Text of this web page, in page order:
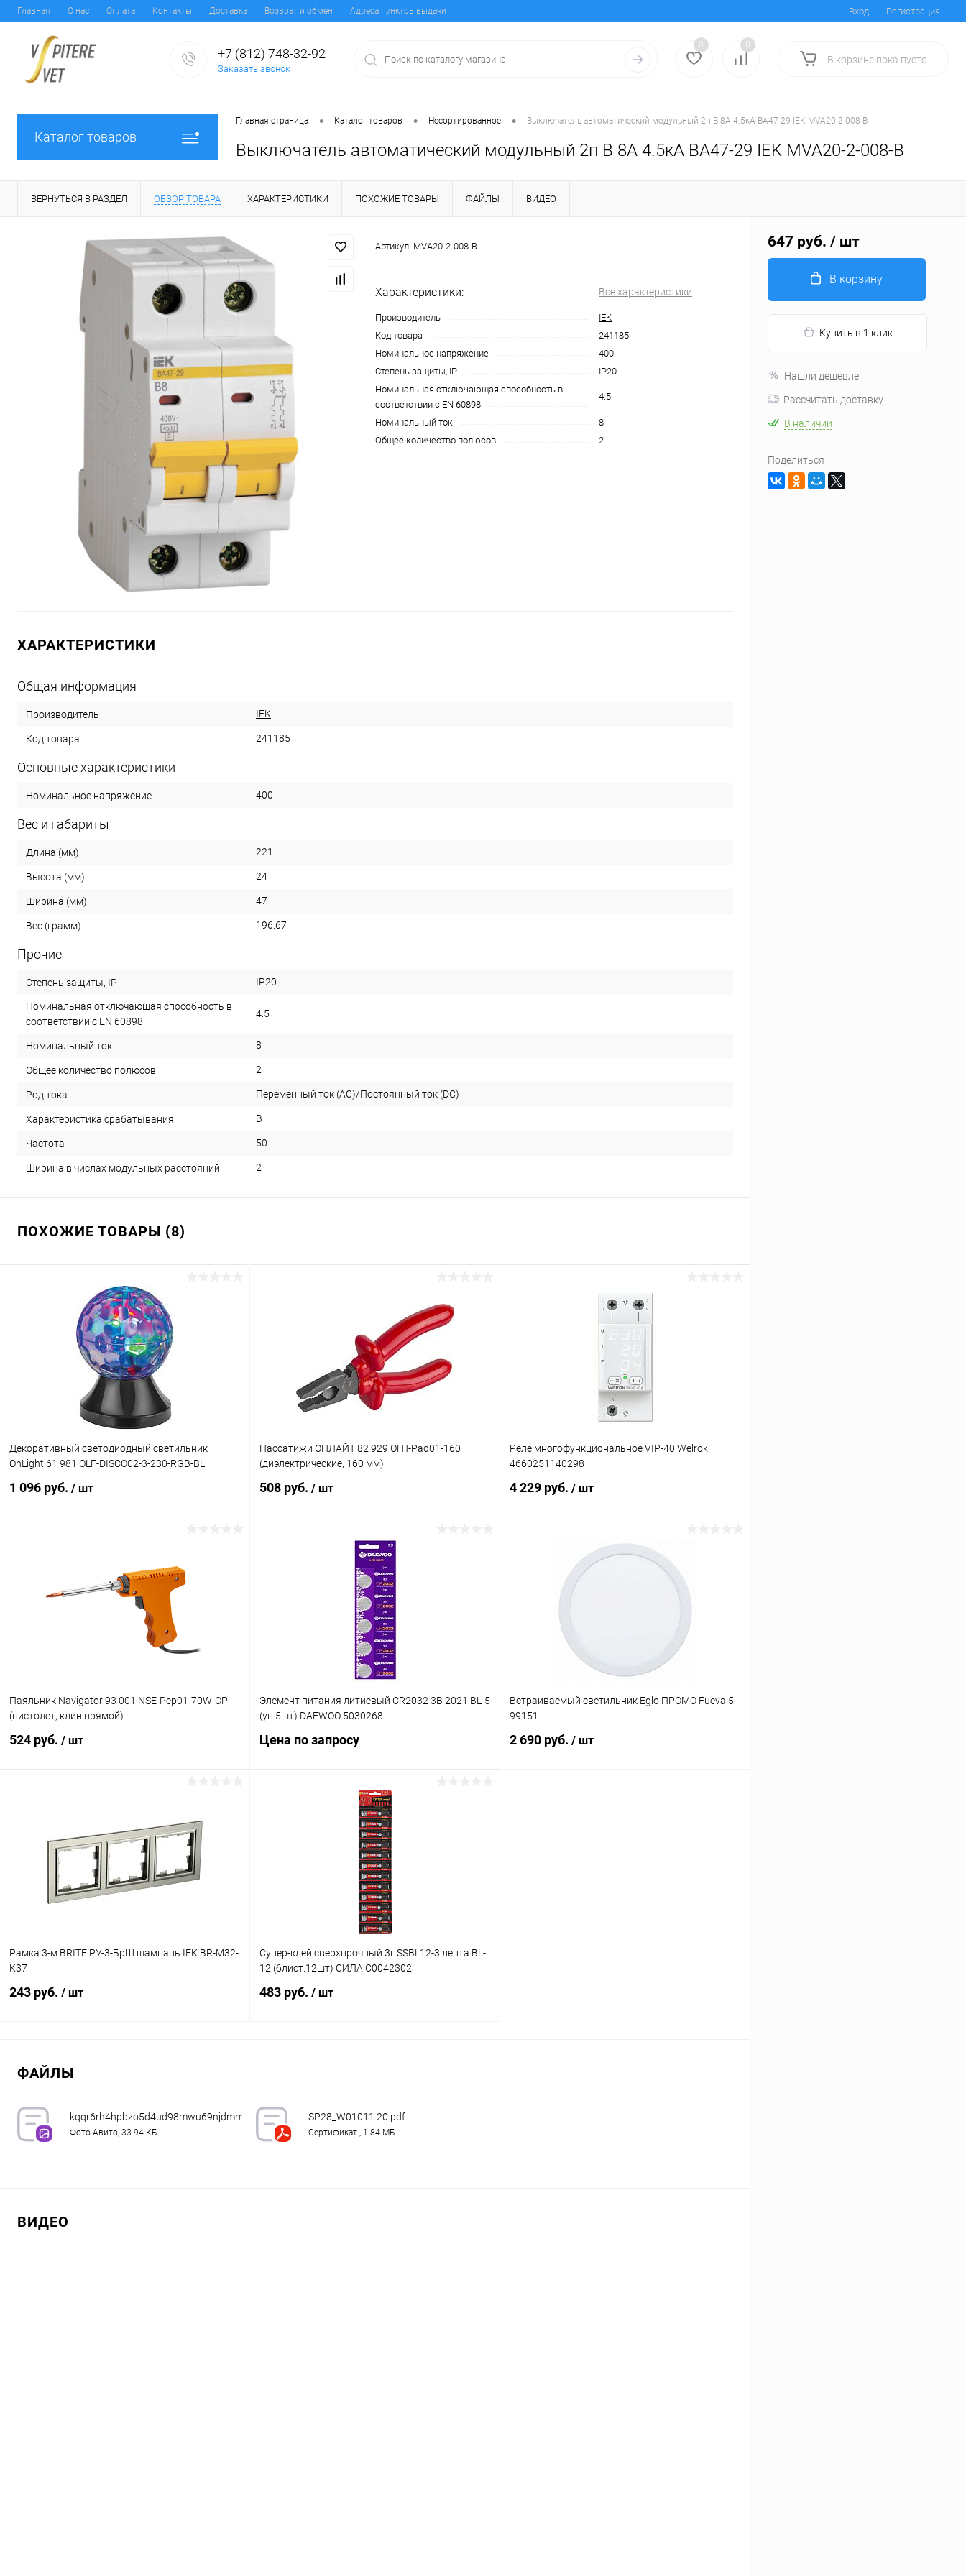
Главная О нас Оплата Контакты Доставка Возврат и обмен Адреса пунктов выдачи Вход Регистрация
+7 (812) 748-32-92
Заказать звонок
0 0
В корзине пока пусто
Каталог товаров
Главная страница • Каталог товаров • Несортированное • Выключатель автоматический модульный 2п B 8А 4.5кА ВА47-29 IEK MVA20-2-008-B
Выключатель автоматический модульный 2п B 8А 4.5кА ВА47-29 IEK MVA20-2-008-B
ВЕРНУТЬСЯ В РАЗДЕЛ ОБЗОР ТОВАРА ХАРАКТЕРИСТИКИ ПОХОЖИЕ ТОВАРЫ ФАЙЛЫ ВИДЕО
Артикул: MVA20-2-008-B
Характеристики: Все характеристики
Производитель
IEK
Код товара
241185
Номинальное напряжение
400
Степень защиты, IP
IP20
Номинальная отключающая способность в
соответствии с EN 60898
4.5
Номинальный ток
8
Общее количество полюсов
2
ХАРАКТЕРИСТИКИ
Общая информация
Производитель IEK
Код товара 241185
Основные характеристики
Номинальное напряжение 400
Вес и габариты
Длина (мм) 221
Высота (мм) 24
Ширина (мм) 47
Вес (грамм) 196.67
Прочие
Степень защиты, IP IP20
Номинальная отключающая способность в
соответствии с EN 60898
4.5
Номинальный ток 8
Общее количество полюсов 2
Род тока Переменный ток (AC)/Постоянный ток (DC)
Характеристика срабатывания B
Частота 50
Ширина в числах модульных расстояний 2
ПОХОЖИЕ ТОВАРЫ (8)
Декоративный светодиодный светильник
OnLight 61 981 OLF-DISCO02-3-230-RGB-BL
1 096 руб. / шт
Купить в 1 клик Сравнение
В наличии
Пассатижи ОНЛАЙТ 82 929 OHT-Pad01-160
(диэлектрические, 160 мм)
508 руб. / шт
В корзину
Реле многофункциональное VIP-40 Welrok
4660251140298
4 229 руб. / шт
В корзину
Купить в 1 клик Сравнение
Паяльник Navigator 93 001 NSE-Pep01-70W-CP
(пистолет, клин прямой)
524 руб. / шт
Купить в 1 клик Сравнение
В избранное В наличии
Элемент питания литиевый CR2032 3В 2021 BL-5
(уп.5шт) DAEWOO 5030268
Цена по запросу
Запросить цену
Встраиваемый светильник Eglo ПРОМО Fueva 5
99151
2 690 руб. / шт
Рамка 3-м BRITE РУ-3-БрШ шампань IEK BR-M32-
K37
243 руб. / шт
В избранное В наличии
Супер-клей сверхпрочный 3г SSBL12-3 лента BL-
12 (блист.12шт) СИЛА C0042302
483 руб. / шт
В избранное В наличии
ФАЙЛЫ
kqqr6rh4hpbzo5d4ud98mwu69njdmmnp.jpeg
Фото Авито, 33.94 КБ
SP28_W01011.20.pdf
Сертификат , 1.84 МБ
ВИДЕО
647 руб. / шт
В корзину
Купить в 1 клик
Нашли дешевле
Рассчитать доставку
В наличии
Поделиться